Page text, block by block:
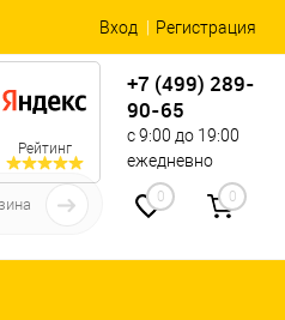
Вход Регистрация
Рейтинг
+7 (499) 289-
90-65
с 9:00 до 19:00
ежедневно
0 0